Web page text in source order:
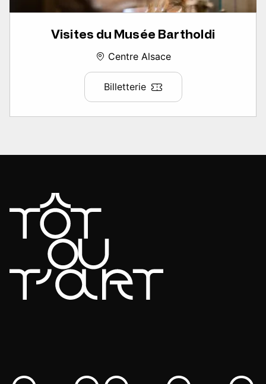
Visites du Musée Bartholdi
Centre Alsace
Billetterie